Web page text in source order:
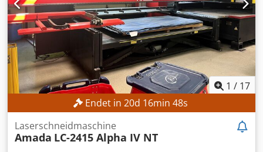
1 / 17
Endet in 20d 16min 46s
Laserschneidmaschine
Amada LC-2415 Alpha IV NT